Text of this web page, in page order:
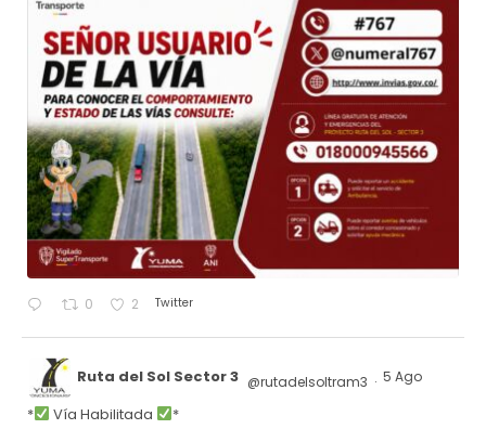
0 2 Twitter
Ruta del Sol Sector 3 @rutadelsoltram3 · 5 Ago
* Vía Habilitada
*